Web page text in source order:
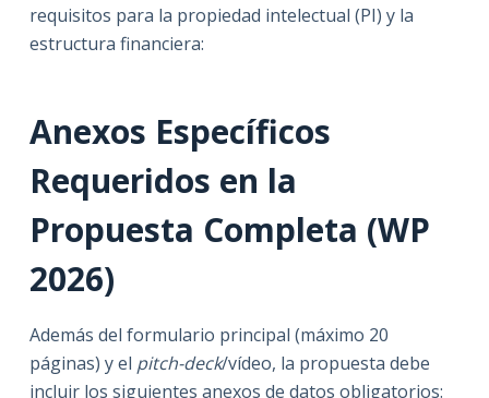
requisitos para la propiedad intelectual (PI) y la
estructura financiera:
Anexos Específicos
Requeridos en la
Propuesta Completa (WP
2026)
Además del formulario principal (máximo 20
páginas) y el pitch-deck/vídeo, la propuesta debe
incluir los siguientes anexos de datos obligatorios: